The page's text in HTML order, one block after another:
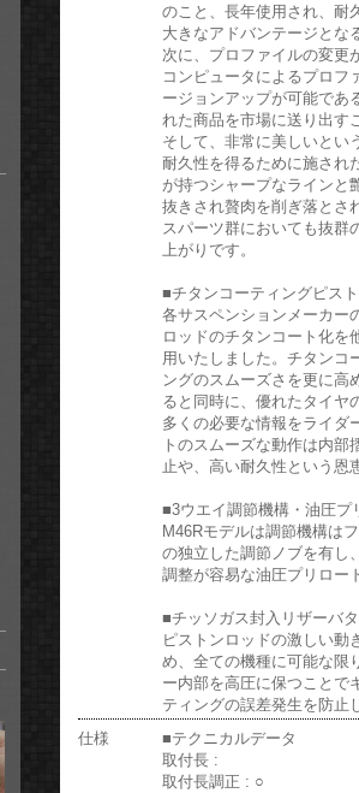
のこと、長年使用され、耐
大きなアドバンテージとな
次に、プロファイルの変更
コンピュータによるプロフ
ージョンアップが可能であ
れた商品を市場に送り出す
そして、非常に美しいとい
耐久性を得るために施され
が持つシャープなラインと
抜きされ贅肉を削ぎ落とさ
スパーツ群においても抜群
上がりです。
■チタンコーティングピス
各サスペンションメーカー
ロッドのチタンコート化を
用いたしました。チタンコ
ングのスムーズさを更に高
ると同時に、優れたタイヤ
多くの必要な情報をライダ
トのスムーズな動作は内
止や、高い耐久性という恩
■3ウエイ調節機構・油圧プ
M46Rモデルは調節機構は
の独立した調節ノブを有し
調整が容易な油圧プリロー
■チッソガス封入リザーバ
ピストンロッドの激しい動
め、全ての機種に可能な限
ー内部を高圧に保つことで
ティングの誤差発生を防止
仕様
■テクニカルデータ
取付長 :
取付長調正 : ○